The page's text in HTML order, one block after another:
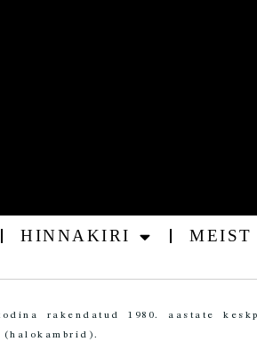
HINNAKIRI MEIST
rakendatud 1980. aastate
(halokambrid).